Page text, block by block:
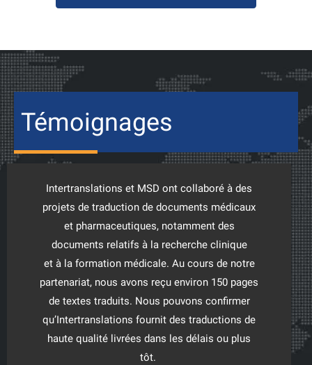
Témoignages
Intertranslations et MSD ont collaboré à des
projets de traduction de documents médicaux
et pharmaceutiques, notamment des
documents relatifs à larecherche clinique
età laformation médicale. Au cours de notre
partenariat, nous avons reçu environ 150 pages
de textes traduits. Nous pouvons confirmer
qu’Intertranslations fournit des traductions de
haute qualité livrées dans les délais ou plus
tôt.